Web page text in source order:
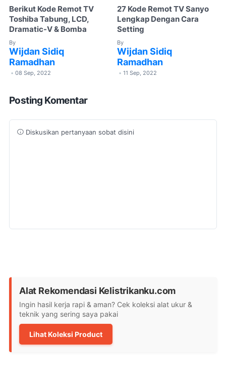
Berikut Kode Remot TV
Toshiba Tabung, LCD,
Dramatic-V & Bomba
By
Wijdan Sidiq
Ramadhan
• 08 Sep, 2022
27 Kode Remot TV Sanyo
Lengkap Dengan Cara
Setting
By
Wijdan Sidiq
Ramadhan
• 11 Sep, 2022
Posting Komentar
Diskusikan pertanyaan sobat disini
Alat Rekomendasi Kelistrikanku.com
Ingin hasil kerja rapi & aman? Cek koleksi alat ukur &
teknik yang sering saya pakai
Lihat Koleksi Product